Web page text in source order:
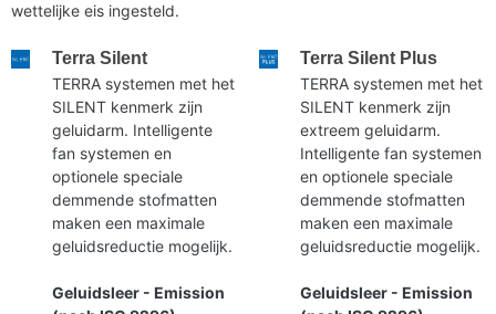
wettelijke eis ingesteld.
Terra Silent
TERRA systemen met het
SILENT kenmerk zijn
geluidarm. Intelligente
fan systemen en
optionele speciale
demmende stofmatten
maken een maximale
geluidsreductie mogelijk.
Geluidsleer - Emission
Terra Silent Plus
TERRA systemen met het
SILENT kenmerk zijn
extreem geluidarm.
Intelligente fan systemen
en optionele speciale
demmende stofmatten
maken een maximale
geluidsreductie mogelijk.
Geluidsleer - Emission